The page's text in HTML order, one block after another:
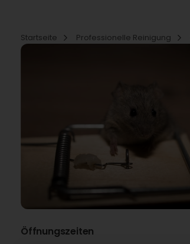
Startseite
Professionelle Reinigung
Öffnungszeiten